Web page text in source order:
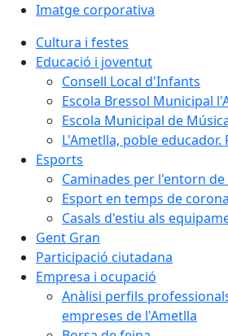
Imatge corporativa
Cultura i festes
Educació i joventut
Consell Local d'Infants
Escola Bressol Municipal
Escola Municipal de
L'Ametlla, poble educador.
Esports
Caminades per l'entorn de
Esport en temps de
Casals d'estiu als
Gent Gran
Participació ciutadana
Empresa i ocupació
Anàlisi perfils
empreses de l'Ametlla